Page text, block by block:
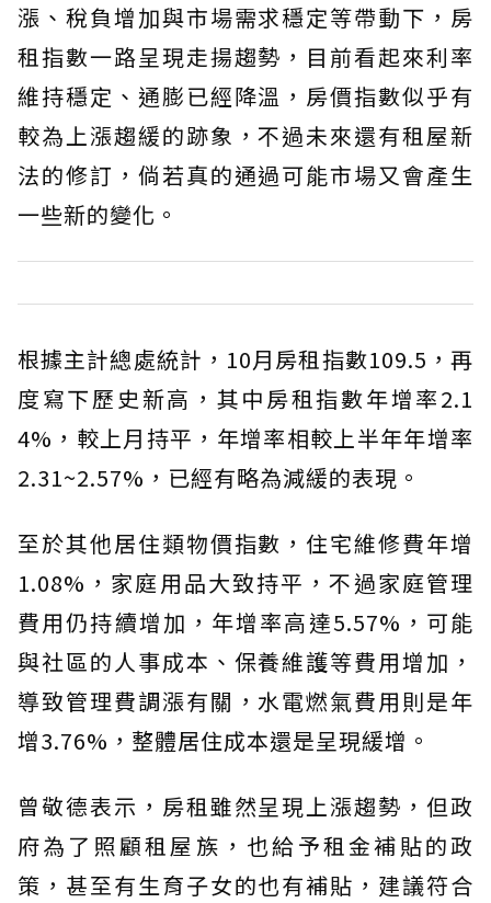
漲、稅負增加與市場需求穩定等帶動下，房
租指數一路呈現走揚趨勢，目前看起來利率
維持穩定、通膨已經降溫，房價指數似乎有
較為上漲趨緩的跡象，不過未來還有租屋新
法的修訂，倘若真的通過可能市場又會產生
一些新的變化。
根據主計總處統計，10月房租指數109.5，再
度寫下歷史新高，其中房租指數年增率2.1
4%，較上月持平，年增率相較上半年年增率
2.31~2.57%，已經有略為減緩的表現。
至於其他居住類物價指數，住宅維修費年增
1.08%，家庭用品大致持平，不過家庭管理
費用仍持續增加，年增率高達5.57%，可能
與社區的人事成本、保養維護等費用增加，
導致管理費調漲有關，水電燃氣費用則是年
增3.76%，整體居住成本還是呈現緩增。
曾敬德表示，房租雖然呈現上漲趨勢，但政
府為了照顧租屋族，也給予租金補貼的政
策，甚至有生育子女的也有補貼，建議符合